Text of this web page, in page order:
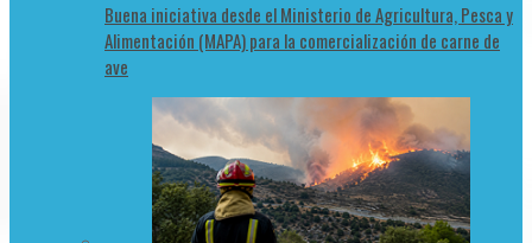
Buena iniciativa desde el Ministerio de Agricultura, Pesca y
Alimentación (MAPA) para la comercialización de carne de
ave